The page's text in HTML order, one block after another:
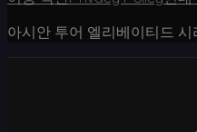
아시안 투어 엘리베이티드 시